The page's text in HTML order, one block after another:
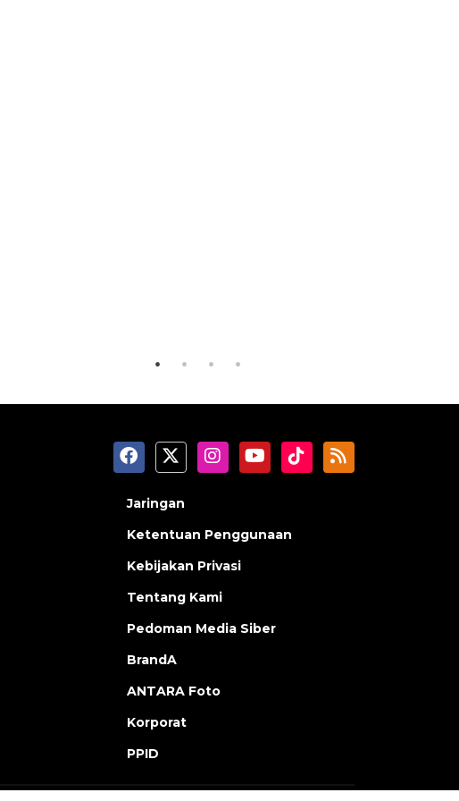
Jaringan
Ketentuan Penggunaan
Kebijakan Privasi
Tentang Kami
Pedoman Media Siber
BrandA
ANTARA Foto
Korporat
PPID